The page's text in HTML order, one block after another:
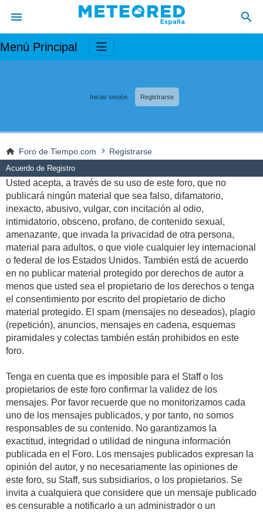
Menú Principal
Iniciar sesión Registrarse
Foro de Tiempo.com Registrarse
Acuerdo de Registro
Usted acepta, a través de su uso de este foro, que no
publicará ningún material que sea falso, difamatorio,
inexacto, abusivo, vulgar, con incitación al odio,
intimidatorio, obsceno, profano, de contenido sexual,
amenazante, que invada la privacidad de otra persona,
material para adultos, o que viole cualquier ley internacional
o federal de los Estados Unidos. También está de acuerdo
en no publicar material protegido por derechos de autor a
menos que usted sea el propietario de los derechos o tenga
el consentimiento por escrito del propietario de dicho
material protegido. El spam (mensajes no deseados), plagio
(repetición), anuncios, mensajes en cadena, esquemas
piramidales y colectas también están prohibidos en este
foro.
Tenga en cuenta que es imposible para el Staff o los
propietarios de este foro confirmar la validez de los
mensajes. Por favor recuerde que no monitorizamos cada
uno de los mensajes publicados, y por tanto, no somos
responsables de su contenido. No garantizamos la
exactitud, integridad o utilidad de ninguna información
publicada en el Foro. Los mensajes publicados expresan la
opinión del autor, y no necesariamente las opiniones de
este foro, su Staff, sus subsidiarios, o los propietarios. Se
invita a cualquiera que considere que un mensaje publicado
es censurable a notificarlo a un administrador o un